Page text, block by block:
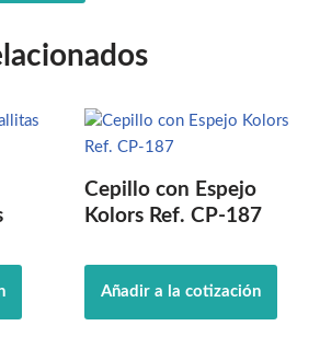
Cepillo con Espejo
Kolors Ref. CP-187
Añadir a la cotización